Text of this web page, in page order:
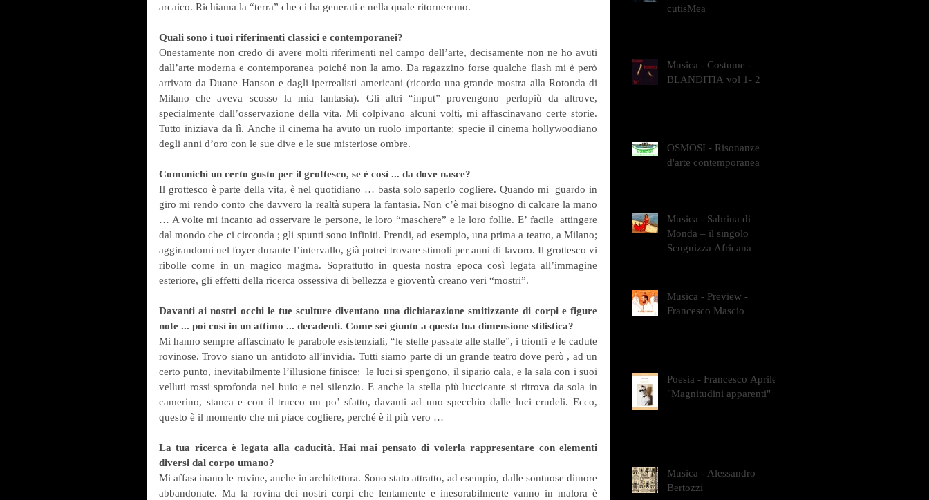
arcaico. Richiama la “terra” che ci ha generati e nella quale ritorneremo.
Quali sono i tuoi riferimenti classici e contemporanei?
Onestamente non credo di avere molti riferimenti nel campo dell’arte, decisamente non ne ho avuti
dall’arte moderna e contemporanea poiché non la amo. Da ragazzino forse qualche flash mi è però
arrivato da Duane Hanson e dagli iperrealisti americani (ricordo una grande mostra alla Rotonda di
Milano che aveva scosso la mia fantasia). Gli altri “input” provengono perlopiù da altrove,
specialmente dall’osservazione della vita. Mi colpivano alcuni volti, mi affascinavano certe storie.
Tutto iniziava da lì. Anche il cinema ha avuto un ruolo importante; specie il cinema hollywoodiano
degli anni d’oro con le sue dive e le sue misteriose ombre.
Comunichi un certo gusto per il grottesco, se è così ... da dove nasce?
Il grottesco è parte della vita, è nel quotidiano … basta solo saperlo cogliere. Quando mi  guardo in
giro mi rendo conto che davvero la realtà supera la fantasia. Non c’è mai bisogno di calcare la mano
… A volte mi incanto ad osservare le persone, le loro “maschere” e le loro follie. E’ facile  attingere
dal mondo che ci circonda ; gli spunti sono infiniti. Prendi, ad esempio, una prima a teatro, a Milano;
aggirandomi nel foyer durante l’intervallo, già potrei trovare stimoli per anni di lavoro. Il grottesco vi
ribolle come in un magico magma. Soprattutto in questa nostra epoca così legata all’immagine
esteriore, gli effetti della ricerca ossessiva di bellezza e gioventù creano veri “mostri”.
Davanti ai nostri occhi le tue sculture diventano una dichiarazione smitizzante di corpi e figure
note ... poi così in un attimo ... decadenti. Come sei giunto a questa tua dimensione stilistica?
Mi hanno sempre affascinato le parabole esistenziali, “le stelle passate alle stalle”, i trionfi e le cadute
rovinose. Trovo siano un antidoto all’invidia. Tutti siamo parte di un grande teatro dove però , ad un
certo punto, inevitabilmente l’illusione finisce;  le luci si spengono, il sipario cala, e la sala con i suoi
velluti rossi sprofonda nel buio e nel silenzio. E anche la stella più luccicante si ritrova da sola in
camerino, stanca e con il trucco un po’ sfatto, davanti ad uno specchio dalle luci crudeli. Ecco,
questo è il momento che mi piace cogliere, perché è il più vero …
La tua ricerca è legata alla caducità. Hai mai pensato di volerla rappresentare con elementi
diversi dal corpo umano?
Mi affascinano le rovine, anche in architettura. Sono stato attratto, ad esempio, dalle sontuose dimore
abbandonate. Ma la rovina dei nostri corpi che lentamente e inesorabilmente vanno in malora è
cutisMea
Musica - Costume -
BLANDITIA vol 1- 2
OSMOSI - Risonanze
d'arte contemporanea
Musica - Sabrina di
Monda – il singolo
Scugnizza Africana
Musica - Preview -
Francesco Mascio
Poesia - Francesco Aprile -
"Magnitudini apparenti"
Musica - Alessandro
Bertozzi